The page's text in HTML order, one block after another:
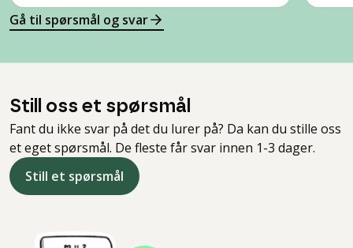
Gå til spørsmål og svar
Still oss et spørsmål
Fant du ikke svar på det du lurer på? Da kan du stille oss
et eget spørsmål. De fleste får svar innen 1-3 dager.
Still et spørsmål